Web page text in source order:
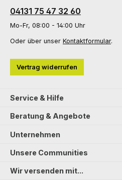
04131 75 47 32 60
Mo-Fr, 08:00 - 14:00 Uhr
Oder über unser Kontaktformular.
Vertrag widerrufen
Service & Hilfe
Beratung & Angebote
Unternehmen
Unsere Communities
Wir versenden mit...